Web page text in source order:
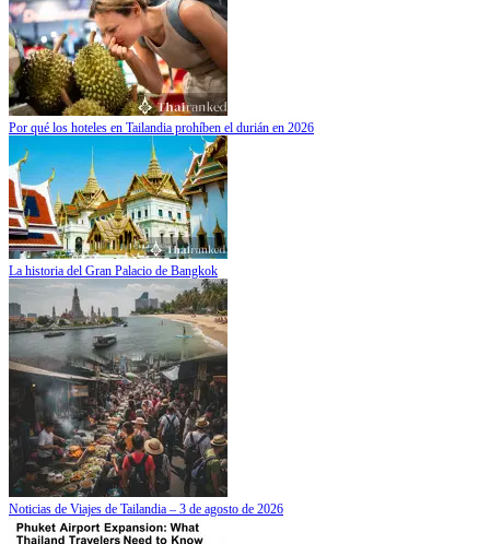
Por qué los hoteles en Tailandia prohíben el durián en 2026
La historia del Gran Palacio de Bangkok
Noticias de Viajes de Tailandia – 3 de agosto de 2026